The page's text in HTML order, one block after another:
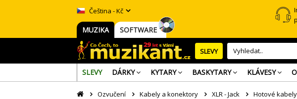
Čeština - Kč
MUZIKA SOFTWARE
SLEVY
SLEVY DÁRKY KYTARY BASKYTARY KLÁVESY
Ozvučení Kabely a konektory XLR - Jack Hotové kabely